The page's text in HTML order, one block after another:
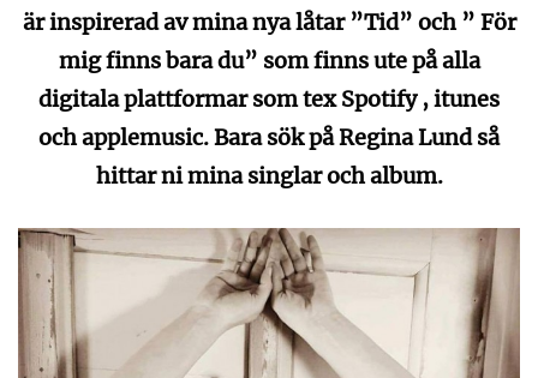
är inspirerad av mina nya låtar ”Tid” och ” För
mig finns bara du” som finns ute på alla
digitala plattformar som tex Spotify , itunes
och applemusic. Bara sök på Regina Lund så
hittar ni mina singlar och album.